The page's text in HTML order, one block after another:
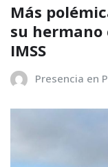
Más
su hermano
IMSS
Presencia en